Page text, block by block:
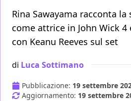
Rina Sawayama racconta la
come attrice in John Wick
con Keanu Reeves sul set
di Luca Sottimano
Pubblicazione: 19 settembre
Aggiornamento: 19 settembre